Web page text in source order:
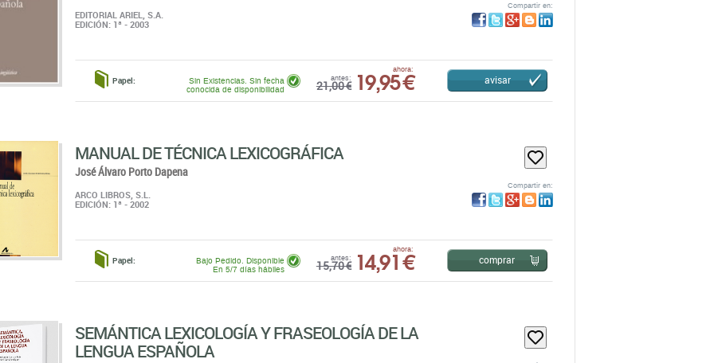
EDITORIAL ARIEL, S.A.
EDICIÓN: 1ª - 2003
Compartir en:
Papel: antes:
21,00 €
ahora:
19,95 €
Sin Existencias. Sin fecha
conocida de disponibilidad
avisar
MANUAL DE TÉCNICA LEXICOGRÁFICA
José Álvaro Porto Dapena
ARCO LIBROS, S.L.
EDICIÓN: 1ª - 2002
Compartir en:
Papel: antes:
15,70 €
ahora:
14,91 €
Bajo Pedido. Disponible
En 5/7 días hábiles
comprar
SEMÁNTICA LEXICOLOGÍA Y FRASEOLOGÍA DE LA
LENGUA ESPAÑOLA